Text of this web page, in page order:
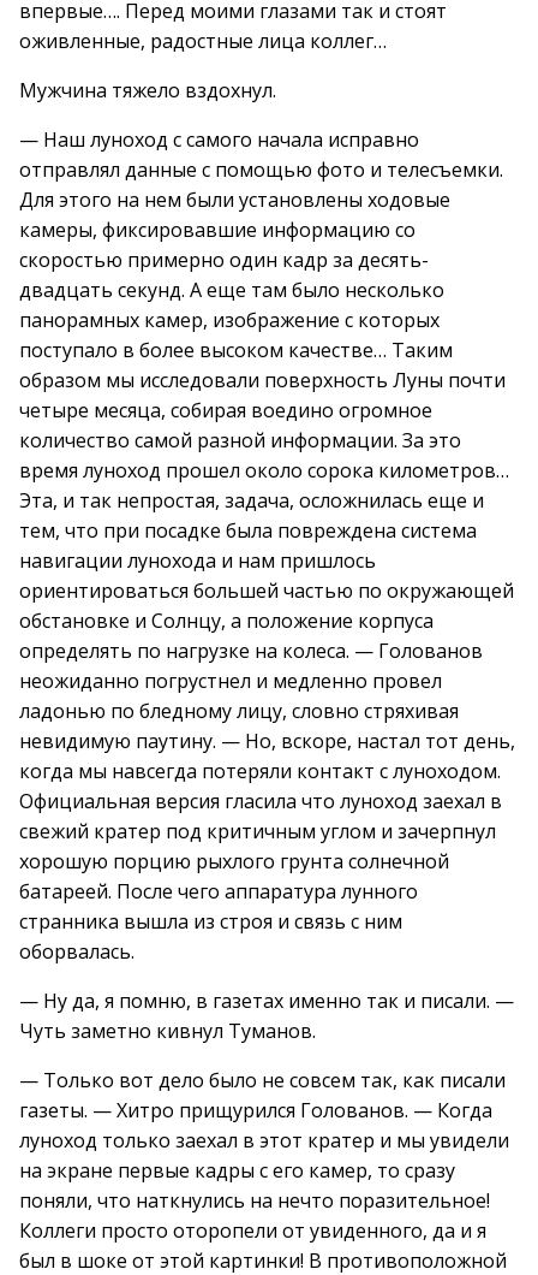
впервые…. Перед моими глазами так и стоят
оживленные, радостные лица коллег…
Мужчина тяжело вздохнул.
— Наш луноход с самого начала исправно
отправлял данные с помощью фото и телесъемки.
Для этого на нем были установлены ходовые
камеры, фиксировавшие информацию со
скоростью примерно один кадр за десять-
двадцать секунд. А еще там было несколько
панорамных камер, изображение с которых
поступало в более высоком качестве… Таким
образом мы исследовали поверхность Луны почти
четыре месяца, собирая воедино огромное
количество самой разной информации. За это
время луноход прошел около сорока километров…
Эта, и так непростая, задача, осложнилась еще и
тем, что при посадке была повреждена система
навигации лунохода и нам пришлось
ориентироваться большей частью по окружающей
обстановке и Солнцу, а положение корпуса
определять по нагрузке на колеса. — Голованов
неожиданно погрустнел и медленно провел
ладонью по бледному лицу, словно стряхивая
невидимую паутину. — Но, вскоре, настал тот день,
когда мы навсегда потеряли контакт с луноходом.
Официальная версия гласила что луноход заехал в
свежий кратер под критичным углом и зачерпнул
хорошую порцию рыхлого грунта солнечной
батареей. После чего аппаратура лунного
странника вышла из строя и связь с ним
оборвалась.
— Ну да, я помню, в газетах именно так и писали. —
Чуть заметно кивнул Туманов.
— Только вот дело было не совсем так, как писали
газеты. — Хитро прищурился Голованов. — Когда
луноход только заехал в этот кратер и мы увидели
на экране первые кадры с его камер, то сразу
поняли, что наткнулись на нечто поразительное!
Коллеги просто оторопели от увиденного, да и я
был в шоке от этой картинки! В противоположной